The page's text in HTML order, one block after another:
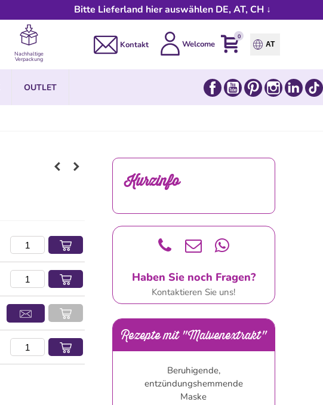
Bitte Lieferland hier auswählen DE, AT, CH ↓
Nachhaltige
Verpackung
Kontakt Welcome
0
AT
OUTLET FacebookYouTubePinterestInstagram
Kurzinfo
Haben Sie noch Fragen?
Kontaktieren Sie uns!
Rezepte mit "Malvenextrakt"
Beruhigende,
entzündungshemmende
Maske